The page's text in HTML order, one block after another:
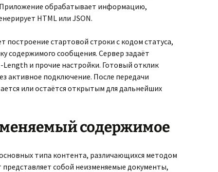
Приложение обрабатывает информацию,
HTML или JSON.
построение стартовой строки с кодом статуса,
содержимого сообщения. Сервер задаёт
и прочие настройки. Готовый отклик
активное подключение. После передачи
или остаётся открытым для дальнейших
содержимое
типа контента, различающихся методом
собой неизменяемые документы,